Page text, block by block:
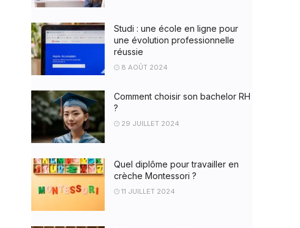
Studi : une école en ligne pour
une évolution professionnelle
réussie
8 AOÛT 2024
Comment choisir son bachelor RH
?
29 JUILLET 2024
Quel diplôme pour travailler en
crèche Montessori ?
11 JUILLET 2024